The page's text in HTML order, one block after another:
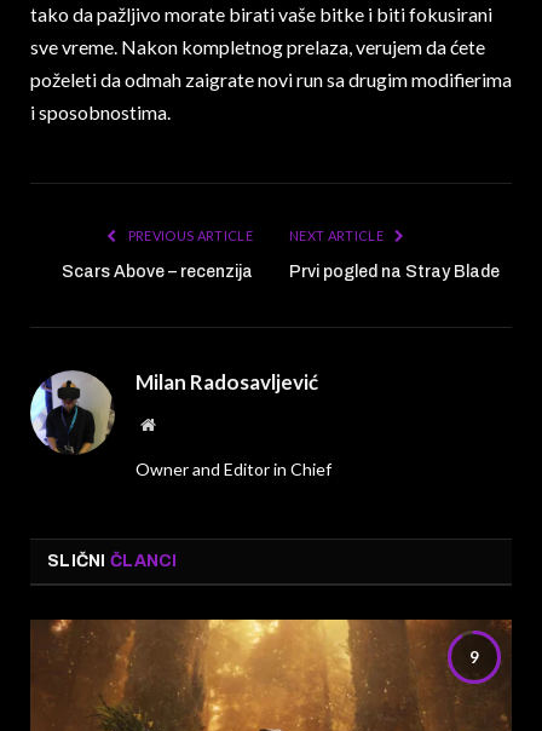
tako da pažljivo morate birati vaše bitke i biti fokusirani
sve vreme. Nakon kompletnog prelaza, verujem da ćete
poželeti da odmah zaigrate novi run sa drugim modifierima
i sposobnostima.
PREVIOUS ARTICLE
Scars Above – recenzija
NEXT ARTICLE
Prvi pogled na Stray Blade
Milan Radosavljević
Website
Owner and Editor in Chief
SLIČNI ČLANCI
9